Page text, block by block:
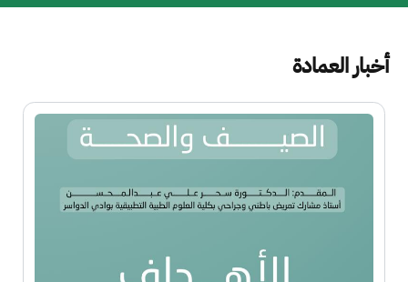
أخبار العمادة
الصورة